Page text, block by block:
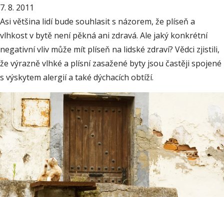
7. 8. 2011
Asi většina lidí bude souhlasit s názorem, že plíseň a
vlhkost v bytě není pěkná ani zdravá. Ale jaký konkrétní
negativní vliv může mít plíseň na lidské zdraví? Vědci zjistili,
že výrazně vlhké a plísní zasažené byty jsou častěji spojené
s výskytem alergií a také dýchacích obtíží.